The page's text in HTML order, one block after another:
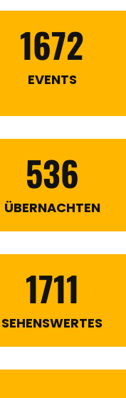
1672
EVENTS
536
ÜBERNACHTEN
1711
SEHENSWERTES